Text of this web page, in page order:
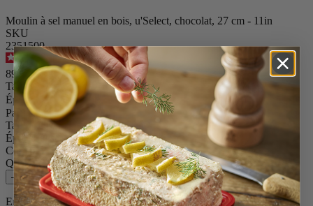
Moulin à sel manuel en bois, u'Select, chocolat, 27 cm - 11in
SKU
2351500
4.7/5- 970avis
89,95 $CA
Taille
Épice
Paris u'Select
Taille
10.63in.
Épice
Sel sec
Couleur
Chocolat
Quantité
– +
En stock et prêt à être livré chez vous.